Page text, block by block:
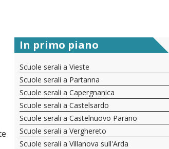
In primo piano
Scuole serali a Vieste
Scuole serali a Partanna
Scuole serali a Capergnanica
Scuole serali a Castelsardo
Scuole serali a Castelnuovo Parano
Scuole serali a Verghereto
Scuole serali a Villanova sull'Arda